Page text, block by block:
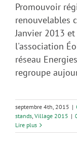
Promouvoir
renouvelables
Janvier 2013
l'association
réseau
regroupe
septembre 4th, 2015 |
stands Village 2015 |
Lire plus